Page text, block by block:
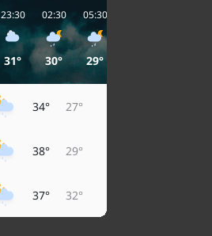
23:30
31°
02:30
30°
05:30
29°
34° 27°
38° 29°
37° 32°